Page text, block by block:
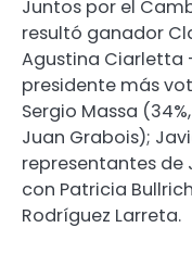
Juntos por el
resultó ganador
Agustina Ciarletta
presidente más
Sergio Massa
Juan Grabois);
representantes de
con Patricia
Rodríguez Larreta.